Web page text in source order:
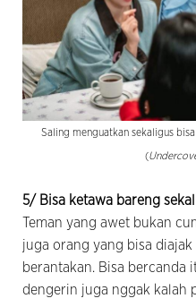
Saling menguatkan sekaligus
(
5/ Bisa ketawa bareng
Teman yang awet bukan
juga orang yang bisa
berantakan. Bisa bercanda
dengerin juga nggak kalah